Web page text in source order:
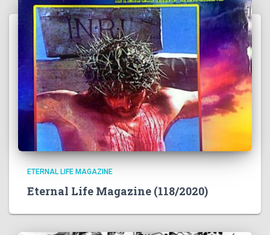
ETERNAL LIFE MAGAZINE
Eternal Life Magazine (118/2020)